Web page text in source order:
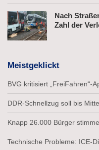
Nach
Zahl der
Meistgeklickt
BVG kritisiert „FreiFahren“-
DDR-Schnellzug soll bis
Knapp 26.000 Bürger
Technische Probleme: ICE-